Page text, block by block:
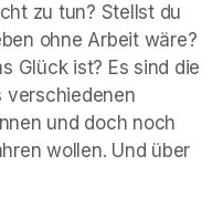
zu tun? Stellst du
ohne Arbeit wäre?
Glück ist? Es sind die
verschiedenen
und doch noch
wollen. Und über